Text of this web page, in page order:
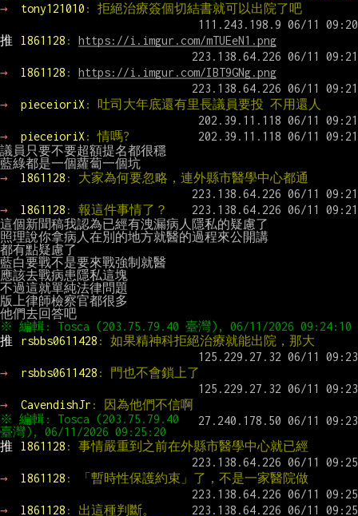
→
tony121010 : 拒絕治療簽個切結書就可以出院了吧
推 l861128 : https://i.imgur.com/mTUEeN1.png
→ l861128 : https://i.imgur.com/IBT9GNg.png
→ pieceioriX : 吐司大年底還有里長議員要投 不用還人
→ pieceioriX : 情嗎?
議員只要不要超額提名都很穩
→
l861128 : 大家為何要忽略，連外縣市醫學中心都通
→ l861128 : 報這件事情了？
這個新聞稿我認為已經有洩漏病人隱私的疑慮了
照理說你拿病人在別的地方就醫的過程來公開講
都有點疑慮了
藍白要戰不是要來戰強制就醫
應該去戰病患隱私這塊
不過這就單純法律問題
版上律師檢察官都很多
推
rsbbs0611428 : 如果精神科拒絕治療就能出院，那大
→ rsbbs0611428 : 門也不會鎖上了
→ CavendishJr : 因為他們不信啊
※ 編輯: Tosca (203.75.79.40
推
l861128 : 事情嚴重到之前在外縣市醫學中心就已經
→ l861128 : 「暫時性保護約束」了，不是一家醫院做
→ l861128 : 出這種判斷。